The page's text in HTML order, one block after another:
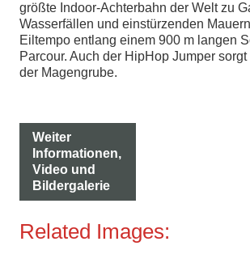
größte Indoor-Achterbahn der Welt zu
Wasserfällen und einstürzenden
Eiltempo entlang einem 900 m langen
Parcour. Auch der HipHop Jumper
der Magengrube.
Weiter
Informationen,
Video und
Bildergalerie
Related Images: